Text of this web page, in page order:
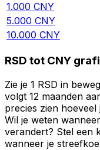
1.000 CNY
5.000 CNY
10.000 CNY
RSD tot CNY
Zie je 1 RSD in
volgt 12 maanden
precies zien
Wil je weten
verandert? Stel een
wanneer je